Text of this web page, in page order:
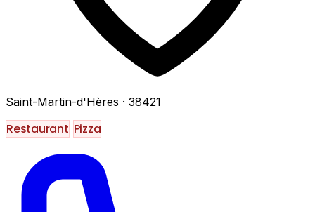
Saint-Martin-d'Hères · 38421
Restaurant Pizza